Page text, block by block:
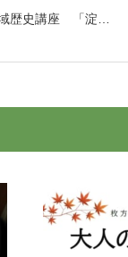
域歴史講座 「淀…